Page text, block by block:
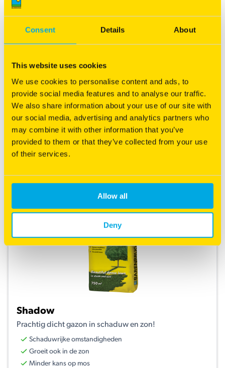
Consent Details About
This website uses cookies
We use cookies to personalise content and ads, to
provide social media features and to analyse our traffic.
We also share information about your use of our site with
our social media, advertising and analytics partners who
may combine it with other information that you’ve
provided to them or that they’ve collected from your use
of their services.
Allow all
Deny
SOS® Lawn Repair
Snelste oplossing om uw gazon te herstellen!
Super Over Seeding
Snel herstel
Ook geschikt voor koudere omstandigheden
Shadow
Prachtig dicht gazon in schaduw en zon!
Schaduwrijke omstandigheden
Groeit ook in de zon
Minder kans op mos